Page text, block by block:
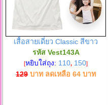
เสื้อสายเดี่ยว Classic สีขาว
รหัส Vest143A
[หยิบใส่ถุง: 110, 150]
129บาท ลดเหลือ64 บาท